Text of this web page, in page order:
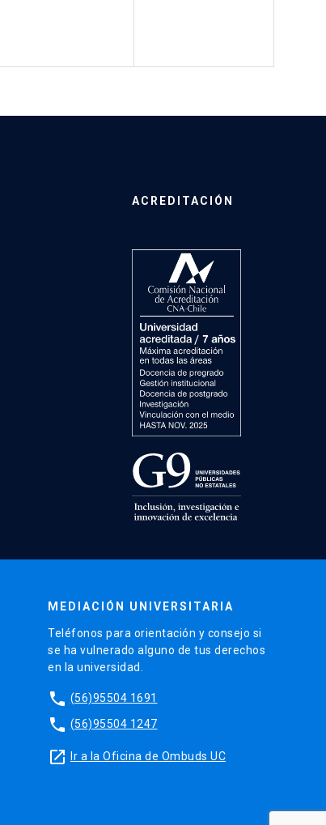
ACREDITACIÓN
MEDIACIÓN UNIVERSITARIA
Teléfonos para orientación y consejo si
se ha vulnerado alguno de tus derechos
en la universidad.
phone (56)95504 1691
phone (56)95504 1247
launch Ir a la Oficina de Ombuds UC